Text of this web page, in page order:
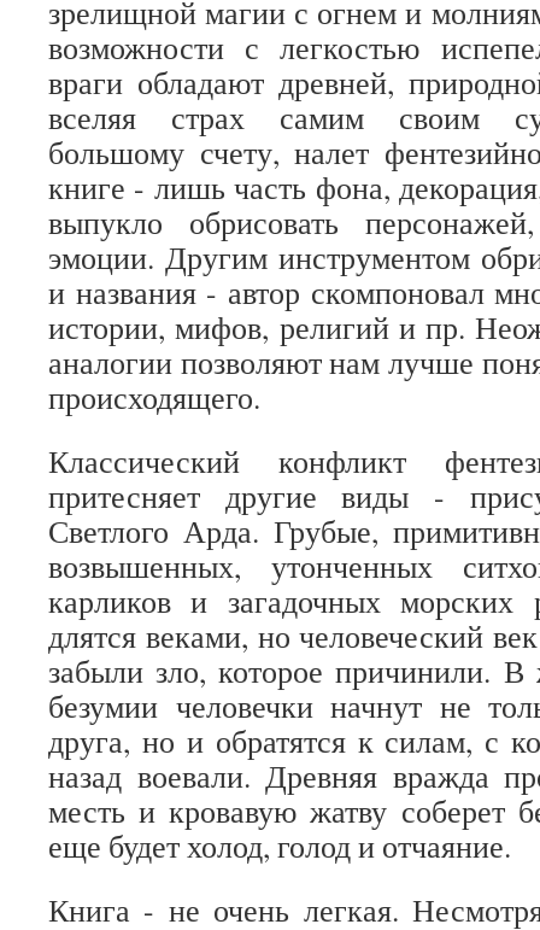
зрелищной магии с огнем и
возможности с легкостью
враги обладают древней,
вселяя страх самим своим
большому счету, налет
книге - лишь часть фона,
выпукло обрисовать
эмоции. Другим инструментом
и названия - автор скомпоновал
истории, мифов, религий и пр.
аналогии позволяют нам лучше
происходящего.
Классический конфликт
притесняет другие виды -
Светлого Арда. Грубые,
возвышенных, утонченных
карликов и загадочных морских
длятся веками, но человеческий
забыли зло, которое причинили. В
безумии человечки начнут не
друга, но и обратятся к силам, с
назад воевали. Древняя вражда
месть и кровавую жатву соберет
еще будет холод, голод и отчаяние.
Книга - не очень легкая.